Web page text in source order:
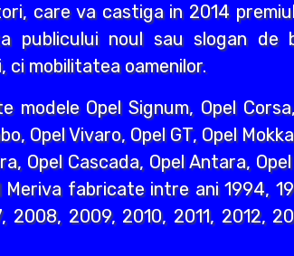
care va castiga in 2014
publicului noul sau slogan de
mobilitatea oamenilor.
Opel Signum, Opel
Opel Vivaro, Opel GT, Opel
Opel Cascada, Opel Antara,
Meriva fabricate intre ani 1994,
2009, 2010, 2011, 2012,